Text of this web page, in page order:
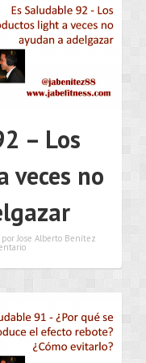
– Los
veces no
Jose Alberto Benítez